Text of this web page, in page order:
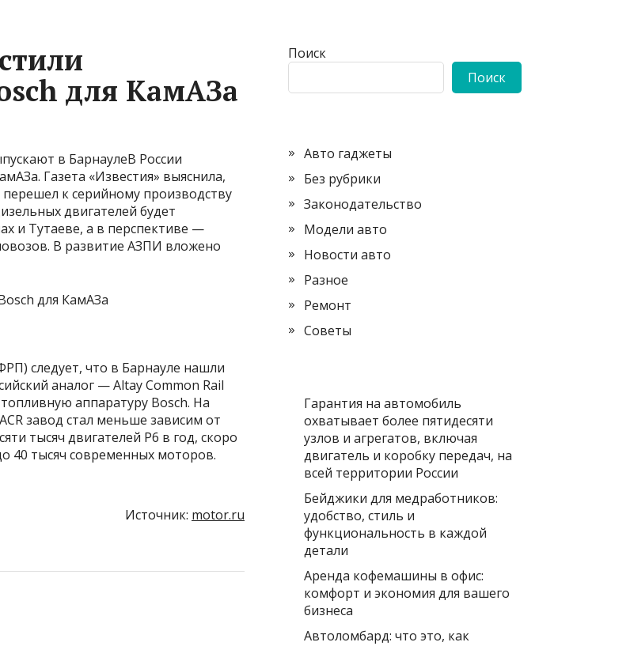
для КамАЗа
в БарнаулеВ России
Газета «Известия» выяснила,
к серийному производству
двигателей будет
и Тутаеве, а в перспективе —
В развитие АЗПИ вложено
следует, что в Барнауле нашли
аналог — Altay Common Rail
аппаратуру Bosch. На
завод стал меньше зависим от
тысяч двигателей Р6 в год, скоро
40 тысяч современных моторов.
Источник: motor.ru
Поиск
Поиск
Авто гаджеты
Без рубрики
Законодательство
Модели авто
Новости авто
Разное
Ремонт
Советы
Гарантия на автомобиль
охватывает более пятидесяти
узлов и агрегатов, включая
двигатель и коробку передач, на
всей территории России
Бейджики для медработников:
удобство, стиль и
функциональность в каждой
детали
Аренда кофемашины в офис:
комфорт и экономия для вашего
бизнеса
Автоломбард: что это, как